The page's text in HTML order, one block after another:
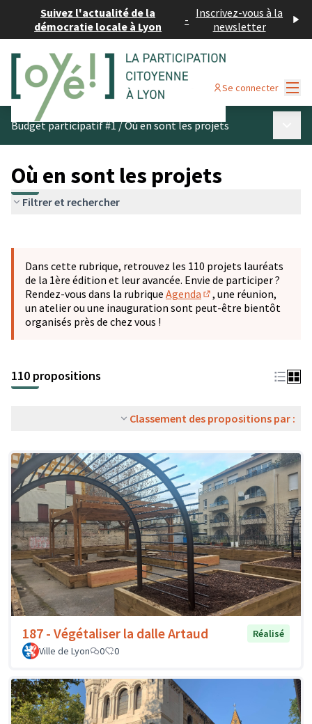
Suivez l'actualité de la
démocratie locale à Lyon
- Inscrivez-vous à la
newsletter
Se connecter
Budget participatif #1/Où en sont les projets
Où en sont les projets
Filtrer et rechercher
−
Dans cette rubrique, retrouvez les 110 projets lauréats
de la 1ère édition et leur avancée. Envie de participer ?
Rendez-vous dans la rubrique Agenda
(S'ouvre dans un
, une réunion,
un atelier ou une inauguration sont peut-être bientôt
organisés près de chez vous !
110 propositions
Classement des propositions par :
187 - Végétaliser la dalle Artaud
Réalisé
Ville de Lyon
0 0